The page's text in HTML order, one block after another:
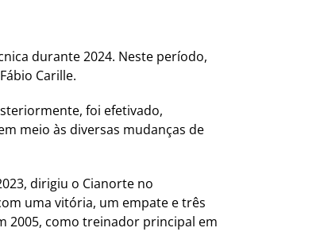
durante 2024. Neste período,
Carille.
foi efetivado,
meio às diversas mudanças de
dirigiu o Cianorte no
uma vitória, um empate e três
2005, como treinador principal em